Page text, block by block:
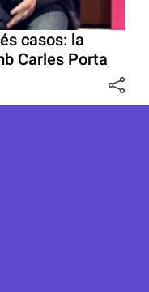
casos: la
Carles Porta